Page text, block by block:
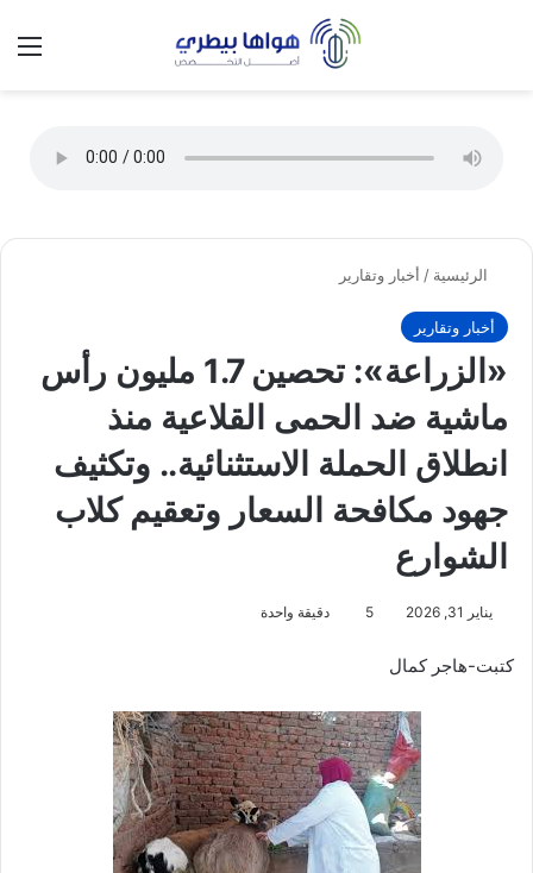
الوضع
الرئيسية / أخبار وتقارير
أخبار وتقارير
«الزراعة»: تحصين 1.7 مليون رأس
ماشية ضد الحمى القلاعية منذ
انطلاق الحملة الاستثنائية.. وتكثيف
جهود مكافحة السعار وتعقيم كلاب
الشوارع
يناير 31, 2026 5 دقيقة واحدة
كتبت-هاجر كمال